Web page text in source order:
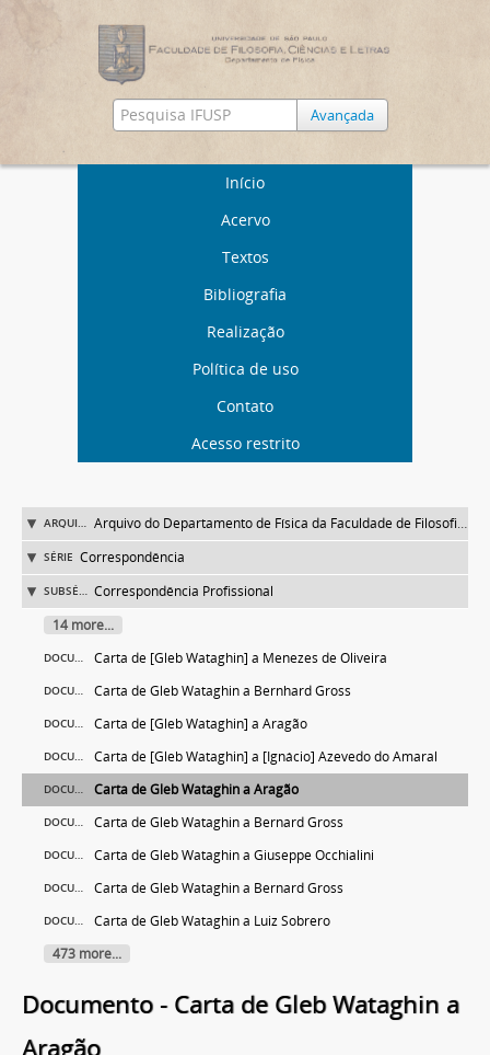
Avançada
Início
Acervo
Textos
Bibliografia
Realização
Política de uso
Contato
Acesso restrito
ARQUIVO Arquivo do Departamento de Física da Faculdade de Filosofia (FFLC)
SÉRIE Correspondência
SUBSÉRIE Correspondência Profissional
14 more...
DOCUMENTO Carta de [Gleb Wataghin] a Menezes de Oliveira
DOCUMENTO Carta de Gleb Wataghin a Bernhard Gross
DOCUMENTO Carta de [Gleb Wataghin] a Aragão
DOCUMENTO Carta de [Gleb Wataghin] a [Ignácio] Azevedo do Amaral
DOCUMENTO Carta de Gleb Wataghin a Aragão
DOCUMENTO Carta de Gleb Wataghin a Bernard Gross
DOCUMENTO Carta de Gleb Wataghin a Giuseppe Occhialini
DOCUMENTO Carta de Gleb Wataghin a Bernard Gross
DOCUMENTO
Carta de Gleb Wataghin a Luiz Sobrero
473 more...
Documento - Carta de Gleb Wataghin a
Aragão